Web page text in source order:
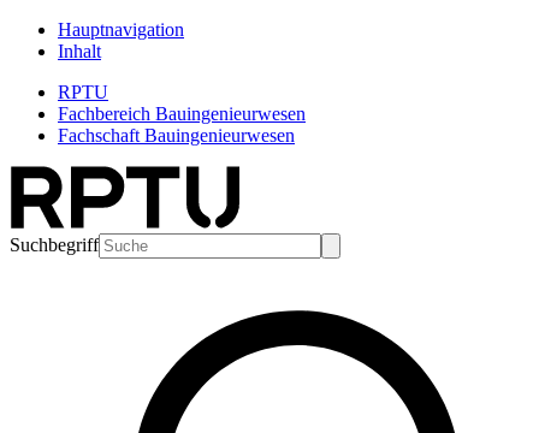
Hauptnavigation
Inhalt
RPTU
Fachbereich Bauingenieurwesen
Fachschaft Bauingenieurwesen
Suchbegriff